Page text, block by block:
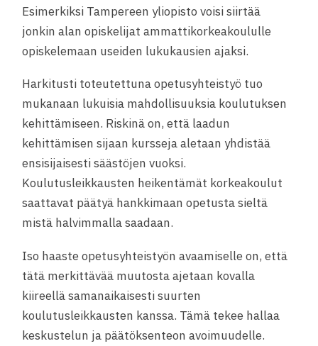
Esimerkiksi Tampereen yliopisto voisi siirtää
jonkin alan opiskelijat ammattikorkeakoululle
opiskelemaan useiden lukukausien ajaksi.
Harkitusti toteutettuna opetusyhteistyö tuo
mukanaan lukuisia mahdollisuuksia koulutuksen
kehittämiseen. Riskinä on, että laadun
kehittämisen sijaan kursseja aletaan yhdistää
ensisijaisesti säästöjen vuoksi.
Koulutusleikkausten heikentämät korkeakoulut
saattavat päätyä hankkimaan opetusta sieltä
mistä halvimmalla saadaan.
Iso haaste opetusyhteistyön avaamiselle on, että
tätä merkittävää muutosta ajetaan kovalla
kiireellä samanaikaisesti suurten
koulutusleikkausten kanssa. Tämä tekee hallaa
keskustelun ja päätöksenteon avoimuudelle.